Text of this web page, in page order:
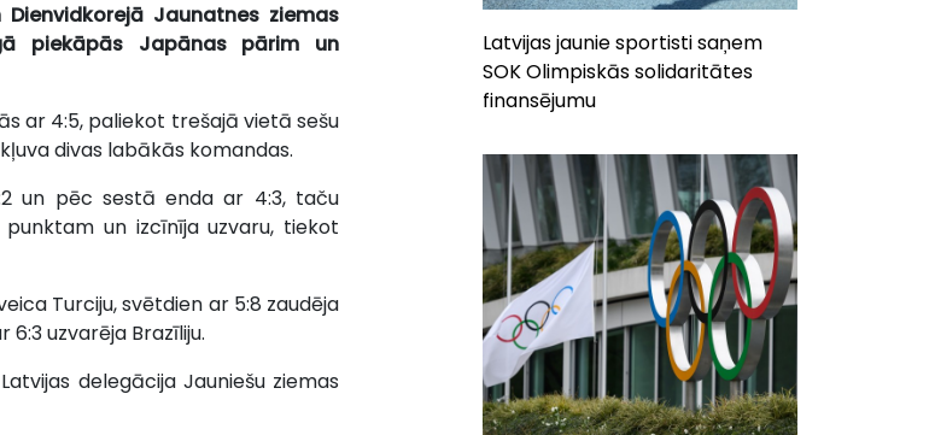
Jaunatnes ziemas
piekāpās Japānas pārim un
ar 4:5, paliekot trešajā vietā sešu
divas labākās komandas.
un pēc sestā enda ar 4:3, taču
un izcīnīja uzvaru, tiekot
Turciju, svētdien ar 5:8 zaudēja
uzvarēja Brazīliju.
delegācija Jauniešu ziemas
Latvijas jaunie sportisti saņem
SOK Olimpiskās solidaritātes
finansējumu